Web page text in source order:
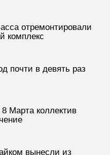
отремонтировали
комплекс
почти в девять раз
Марта коллектив
вынесли из